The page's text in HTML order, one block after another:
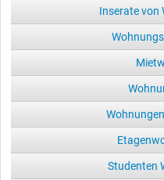
Inserate von
Studenten